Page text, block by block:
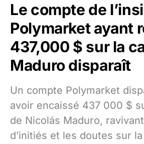
Le compte de
Polymarket ayant
437,000 $ sur la
Maduro disparaît
Un compte Polymarket
avoir encaissé 437 000 $
de Nicolás Maduro,
d’initiés et les doutes sur